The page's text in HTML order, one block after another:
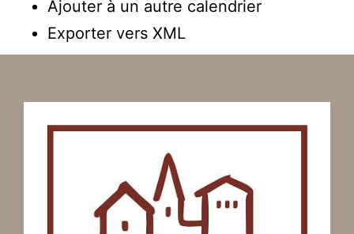
Ajouter à un autre calendrier
Exporter vers XML